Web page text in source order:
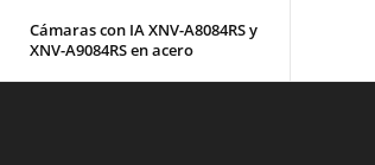
Cámaras con IA XNV-A8084RS y
XNV-A9084RS en acero